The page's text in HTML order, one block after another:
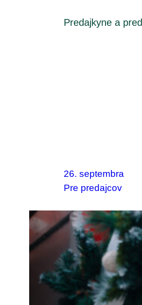
Predajkyne a
26. septembra
Pre predajcov